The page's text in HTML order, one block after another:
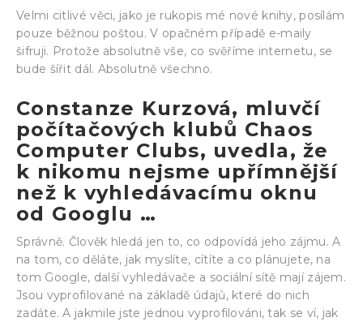
Velmi citlivé věci, jako je rukopis mé nové knihy, posílám
pouze běžnou poštou. V opačném případě e-maily
šifruji. Protože absolutně vše, co svěříme internetu, se
bude šířit dál. Absolutně všechno.
Constanze Kurzová, mluvčí
počítačových klubů Chaos
Computer Clubs, uvedla, že
k nikomu nejsme upřímnější
než k vyhledávacímu oknu
od Googlu …
Správně. Člověk hledá jen to, co odpovídá jeho zájmu. A
na tom, co děláte, jak myslíte, cítíte a co plánujete, na
tom Google, další vyhledávače a sociální sítě mají zájem.
Jsou vyprofilované na základě údajů, které do nich
zadáte. A jakmile jste jednou vyprofilováni, tak se ví, jak